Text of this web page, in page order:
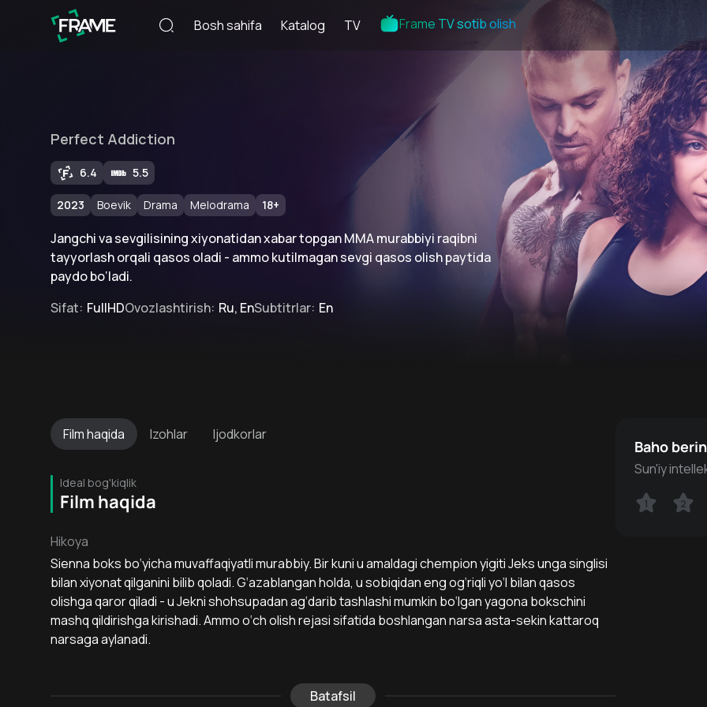
Bosh sahifa Katalog TV Frame TV sotib olish
Perfect Addiction
6.4 5.5
2023 Boevik Drama Melodrama 18+
Jangchi va sevgilisining xiyonatidan xabar topgan MMA murabbiyi raqibni
tayyorlash orqali qasos oladi - ammo kutilmagan sevgi qasos olish paytida
paydo bo‘ladi.
Sifat: FullHDOvozlashtirish: Ru, EnSubtitrlar: En
Filmhaqida Izohlar Ijodkorlar
Ideal bog'kiqlik
Film haqida
Hikoya
Sienna boks bo‘yicha muvaffaqiyatli murabbiy. Bir kuni u amaldagi chempion yigiti Jeks unga singlisi
bilan xiyonat qilganini bilib qoladi. G‘azablangan holda, u sobiqidan eng og‘riqli yo‘l bilan qasos
olishga qaror qiladi - u Jekni shohsupadan ag‘darib tashlashi mumkin bo‘lgan yagona bokschini
mashq qildirishga kirishadi. Ammo o‘ch olish rejasi sifatida boshlangan narsa asta-sekin kattaroq
narsaga aylanadi.
Batafsil
Baho
Sun'iy
1 2
1 2